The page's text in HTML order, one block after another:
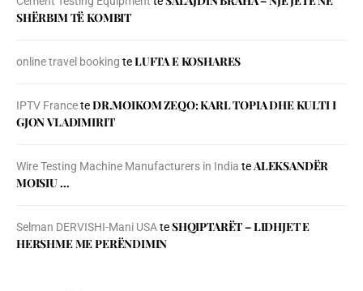
SHЁRBIM TЁ KOMBIT
online travel booking teLUFTA E KOSHARES
IPTV FranceteDR.MOIKOM ZEQO: KARL TOPIA DHE KULTI I
GJON VLADIMIRIT
Wire Testing Machine Manufacturers in India teALEKSANDËR
MOISIU …
Selman DERVISHI-Mani USAteSHQIPTARËT – LIDHJET E
HERSHME ME PERËNDIMIN